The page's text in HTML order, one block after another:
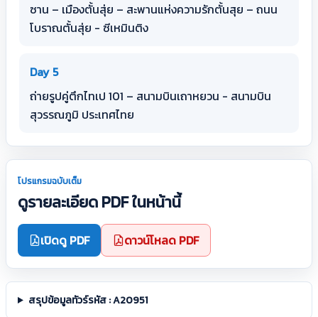
ซาน – เมืองตั้นสุ่ย – สะพานแห่งความรักตั้นสุย – ถนน
โบราณตั้นสุ่ย - ซีเหมินติง
Day 5
ถ่ายรูปคู่ตึกไทเป 101 – สนามบินเถาหยวน - สนามบิน
สุวรรณภูมิ ประเทศไทย
โปรแกรมฉบับเต็ม
ดูรายละเอียด PDF ในหน้านี้
เปิดดู PDF ดาวน์โหลด PDF
สรุปข้อมูลทัวร์รหัส : A20951